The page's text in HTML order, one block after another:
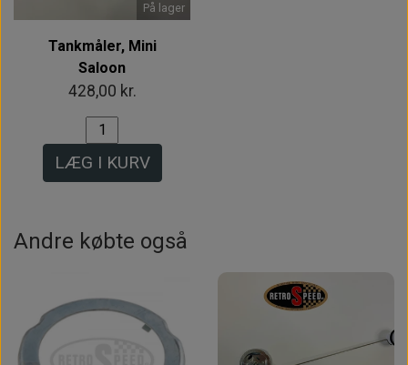
På lager
Tankmåler, Mini
Saloon
428,00 kr.
LÆG I KURV
Andre købte også